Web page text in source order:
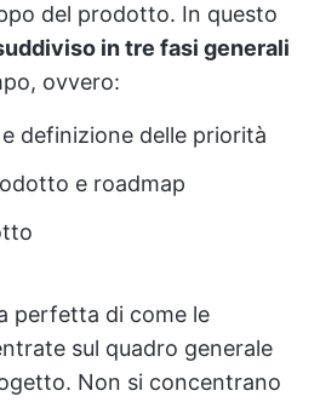
del prodotto. In questo
in tre fasi generali
ovvero:
definizione delle priorità
e roadmap
perfetta di come le
sul quadro generale
Non si concentrano